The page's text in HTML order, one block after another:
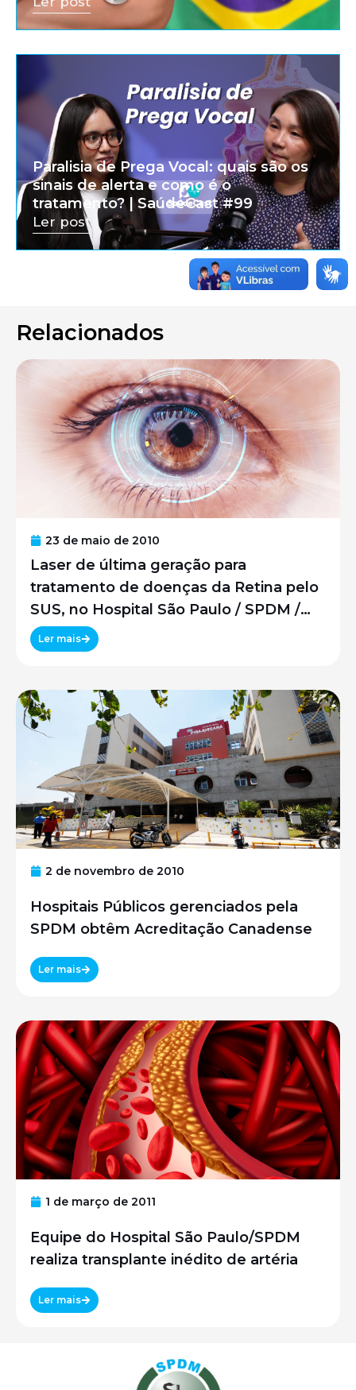
Paralisia de Prega Vocal: quais são os
sinais de alerta e como é o
tratamento? | SaúdeCast #99
Ler post
Relacionados
23 de maio de 2010
Laser de última geração para
tratamento de doenças da Retina pelo
SUS, no Hospital São Paulo / SPDM /
UNIFESP
Ler mais
2 de novembro de 2010
Hospitais Públicos gerenciados pela
SPDM obtêm Acreditação Canadense
Ler mais
1 de março de 2011
Equipe do Hospital São Paulo/SPDM
realiza transplante inédito de artéria
Ler mais